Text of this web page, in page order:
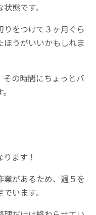
態です。
をつけて３ヶ月ぐら
うがいいかもしれま
その時間にちょっとバ
ます！
業があるため、週５を
います。